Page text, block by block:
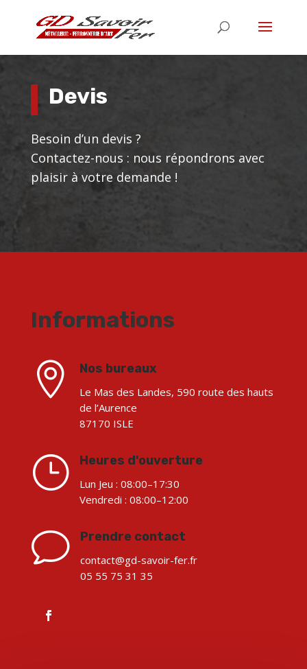
Devis
Besoin d’un devis ?
Contactez-nous : nous répondrons avec
plaisir à votre demande !
Informations
 Nos bureaux
Le Mas des Landes, 590 route des hauts
de l’Aurence
87170 ISLE
} Heures d'ouverture
Lun Jeu : 08:00–17:30
Vendredi : 08:00–12:00
v Prendre contact
contact@gd-savoir-fer.fr
05 55 75 31 35